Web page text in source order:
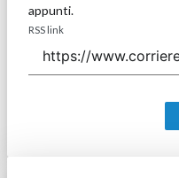
appunti.
RSS link